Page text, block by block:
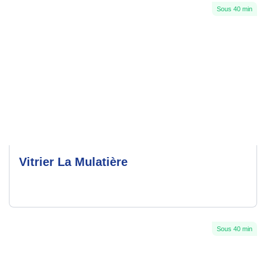
Sous 40 min
Vitrier La Mulatière
Sous 40 min